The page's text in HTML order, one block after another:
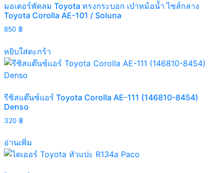
มอเตอร์พัดลม Toyota ทรงกระบอก เป่าหม้อน้ำ ไซส์กลาง
Toyota Corolla AE-101 / Soluna
850 ฿
หยิบใส่ตะกร้า
รีซิสแต๊นซ์แอร์ Toyota Corolla AE-111 (146810-8454)
Denso
320 ฿
อ่านเพิ่ม